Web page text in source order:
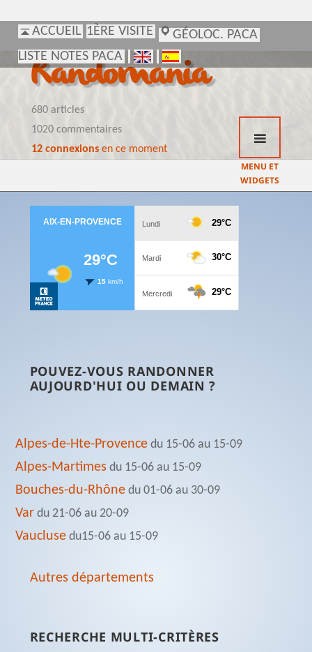
ACCUEIL 1ÈRE VISITE
GÉOLOC. PACA
LISTE NOTES PACA
Randomania
680 articles
1020 commentaires
12 connexionsen ce moment
MENU ET
WIDGETS
POUVEZ-VOUS RANDONNER
AUJOURD'HUI OU DEMAIN ?
Alpes-de-Hte-Provence du 15-06 au 15-09
Alpes-Martimes du 15-06 au 15-09
Bouches-du-Rhône du 01-06 au 30-09
Var du 21-06 au 20-09
Vaucluse du15-06 au 15-09
Autres départements
RECHERCHE MULTI-CRITÈRES
ACCUEIL 1ÈRE VISITE
GÉOLOC. PACA
LISTE NOTES PACA